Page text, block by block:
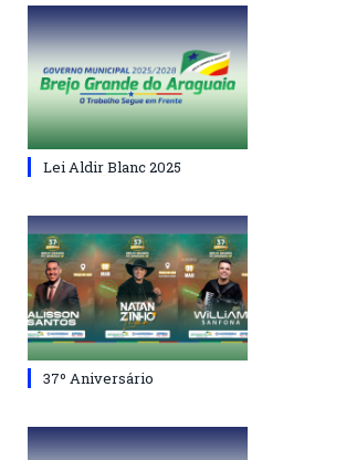
Lei Aldir Blanc 2025
37º Aniversário